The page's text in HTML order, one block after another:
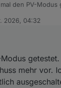
den PV-Modus
ausgeschaltet
2026, 04:32
mehr vor.